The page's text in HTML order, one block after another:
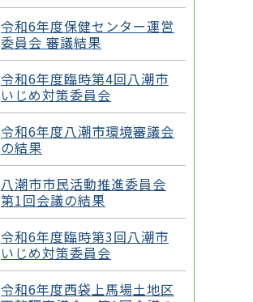
令和6年度保健センター運営
委員会 審議結果
令和6年度臨時第4回八潮市
いじめ対策委員会
令和6年度八潮市環境審議会
の結果
八潮市市民活動推進委員会
第1回会議の結果
令和6年度臨時第3回八潮市
いじめ対策委員会
令和6年度西袋上馬場土地区